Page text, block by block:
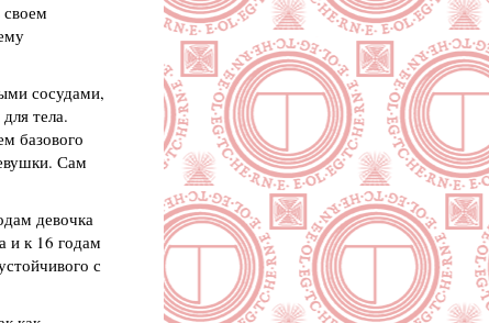
сосудами,
тела.
базового
Сам
девочка
и к 16 годам
с